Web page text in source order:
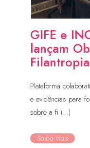
GIFE e
lançam
Plataforma
e evidências para
sobre a fi (...)
Saiba mais